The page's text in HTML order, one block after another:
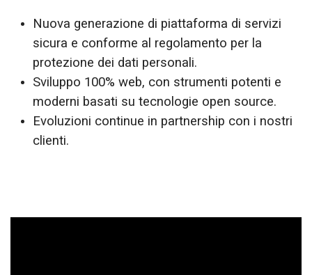
Nuova generazione di piattaforma di servizi
sicura e conforme al regolamento per la
protezione dei dati personali.
Sviluppo 100% web, con strumenti potenti e
moderni basati su tecnologie open source.
Evoluzioni continue in partnership con i nostri
clienti.